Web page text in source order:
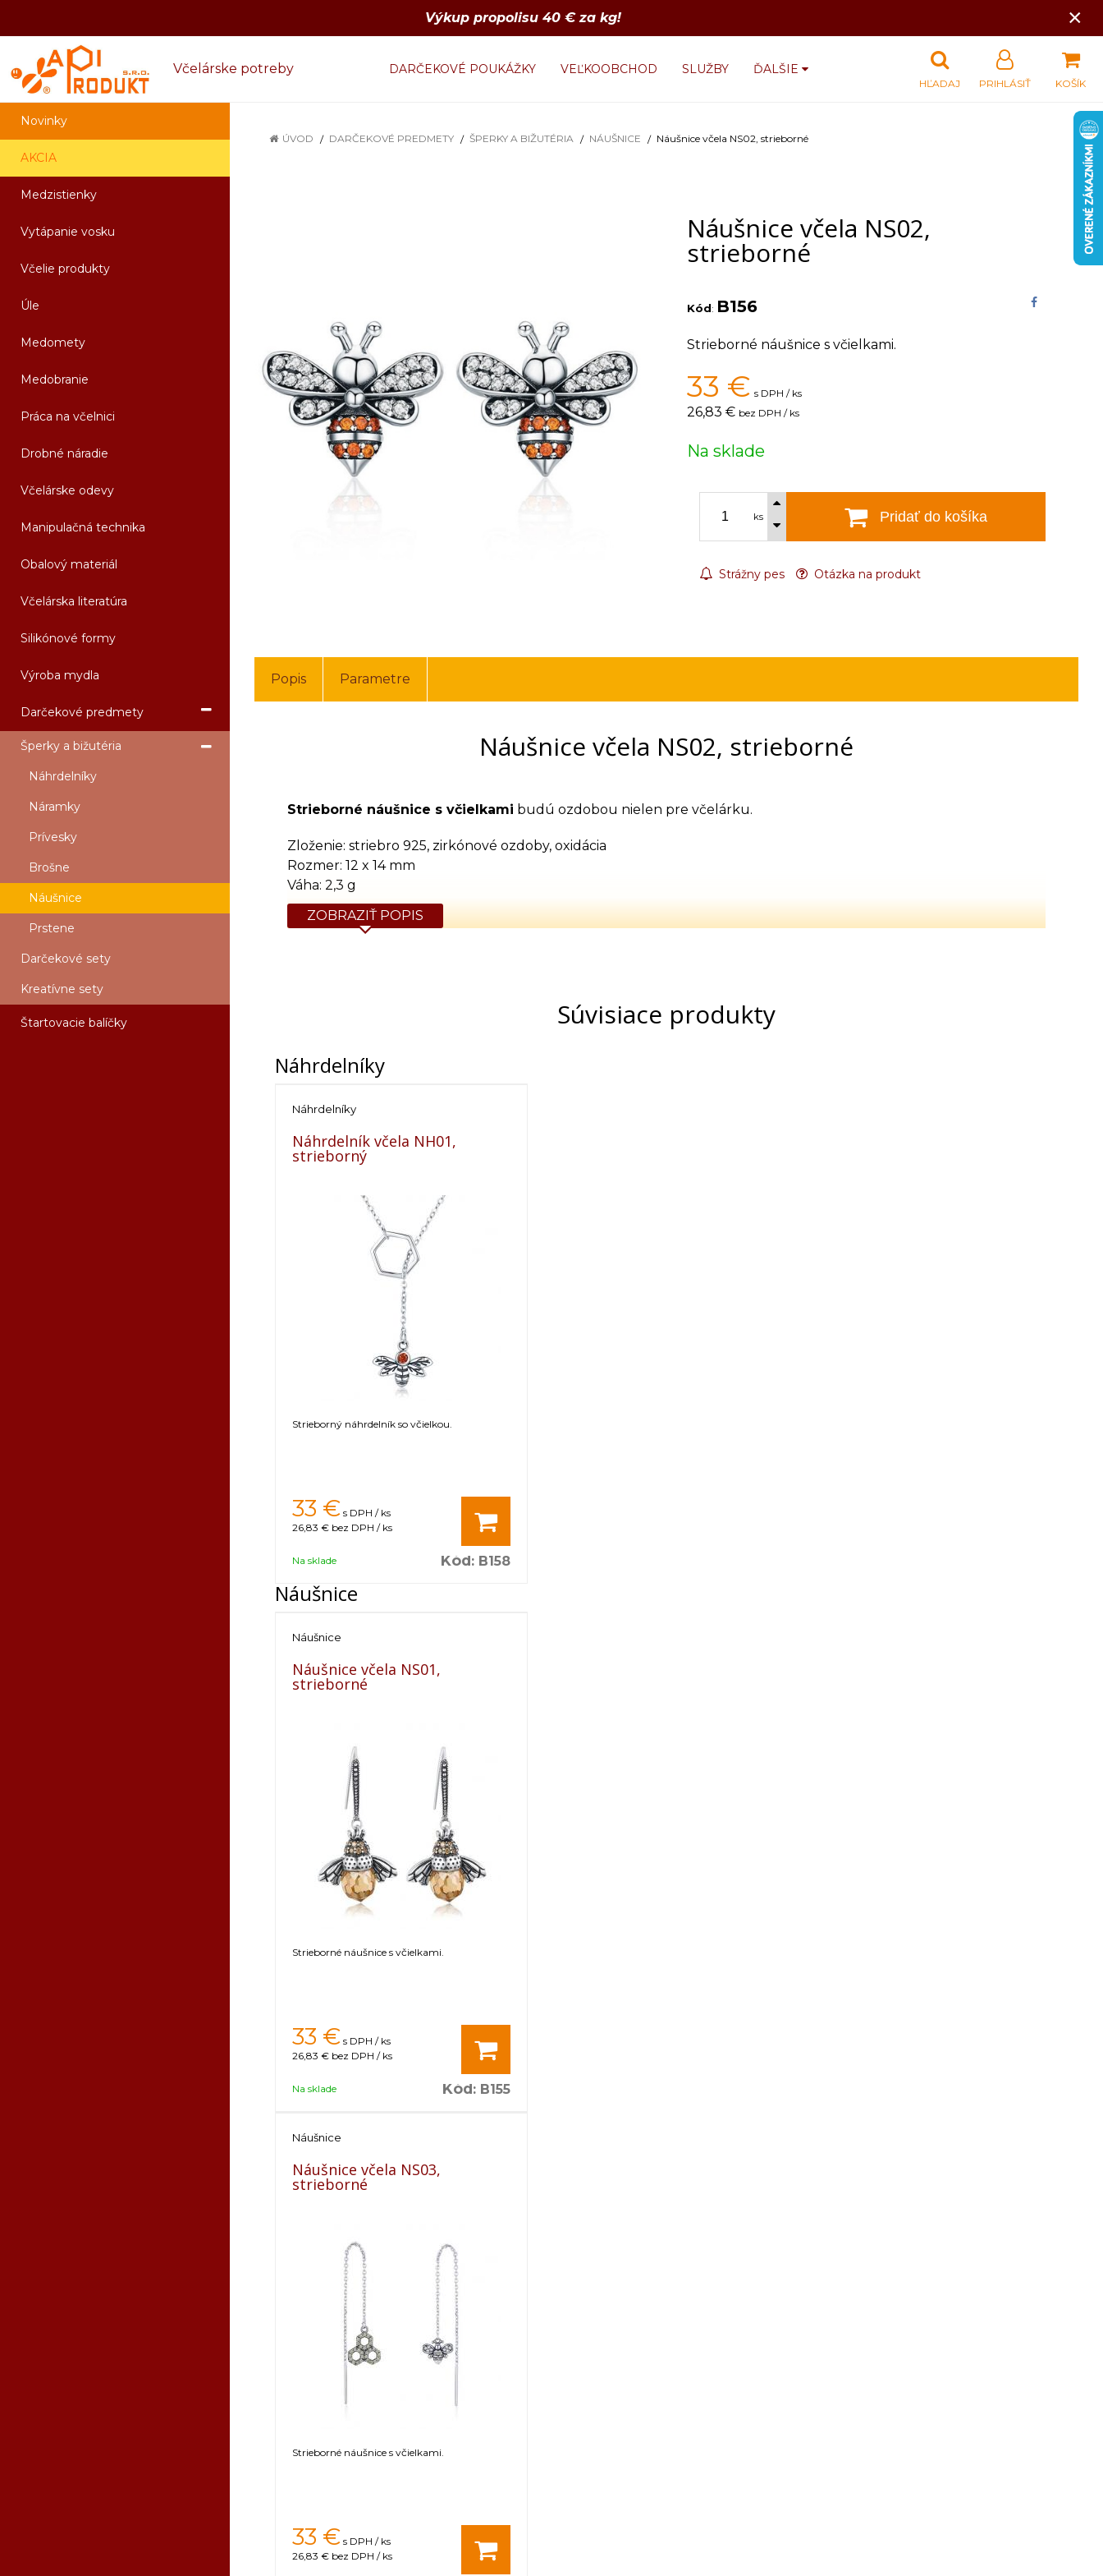
Výkup propolisu 40 € za kg! ×
Včelárske potreby DARČEKOVÉ POUKÁŽKY VEĽKOOBCHOD SLUŽBY ĎALŠIE
KOŠÍK
PRIHLÁSIŤ
HĽADAJ
Novinky
AKCIA
Medzistienky
Vytápanie vosku
Včelie produkty
Úle
Medomety
Medobranie
Práca na včelnici
Drobné náradie
Včelárske odevy
Manipulačná technika
Obalový materiál
Včelárska literatúra
Silikónové formy
Výroba mydla
Darčekové predmety
Šperky a bižutéria
Náhrdelníky
Náramky
Prívesky
Brošne
Náušnice
Prstene
Darčekové sety
Kreatívne sety
Štartovacie balíčky
ÚVOD DARČEKOVÉ PREDMETY ŠPERKY A BIŽUTÉRIA NÁUŠNICE Náušnice včela NS02, strieborné
Náušnice včela NS02,
strieborné
Kód: B156
Strieborné náušnice s včielkami.
33 € s DPH / ks
26,83 € bez DPH / ks
Na sklade
ks Pridať do košíka
Strážny pes Otázka na produkt
Popis Parametre
Náušnice včela NS02, strieborné
Strieborné náušnice s včielkami budú ozdobou nielen pre včelárku.
Zloženie: striebro 925, zirkónové ozdoby, oxidácia
Rozmer: 12 x 14 mm
Váha: 2,3 g
ZOBRAZIŤ POPIS
Súvisiace produkty
Náhrdelníky
Náhrdelníky
Náhrdelník včela NH01,
strieborný
Strieborný náhrdelník so včielkou.
33 € s DPH / ks
26,83 € bez DPH / ks
Na sklade Kód: B158
Náušnice
Náušnice
Náušnice včela NS01,
strieborné
Strieborné náušnice s včielkami.
33 € s DPH / ks
26,83 € bez DPH / ks
Na sklade Kód: B155
Náušnice
Náušnice včela NS03,
strieborné
Strieborné náušnice s včielkami.
33 € s DPH / ks
26,83 € bez DPH / ks